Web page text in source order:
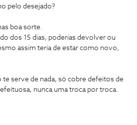
pelo desejado?
boa sorte.
dos 15 dias, poderias devolver ou
assim teria de estar como novo,
te serve de nada, só cobre defeitos de
nunca uma troca por troca.